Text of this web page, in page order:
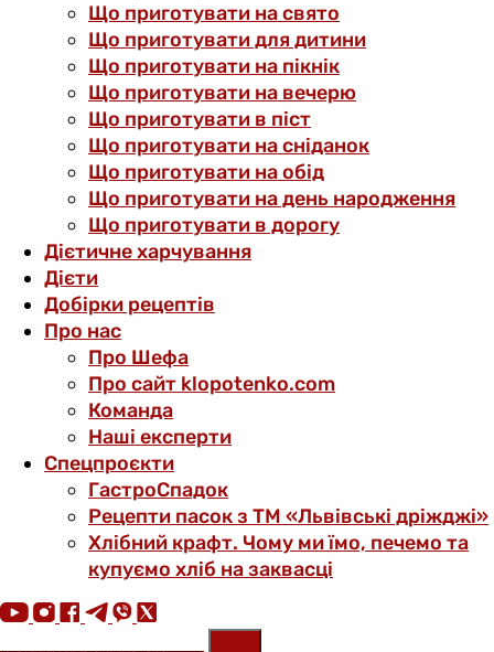
Що приготувати на свято
Що приготувати для дитини
Що приготувати на пікнік
Що приготувати на вечерю
Що приготувати в піст
Що приготувати на сніданок
Що приготувати на обід
Що приготувати на день народження
Що приготувати в дорогу
Дієтичне харчування
Дієти
Добірки рецептів
Про нас
Про Шефа
Про сайт klopotenko.com
Команда
Наші експерти
Спецпроєкти
ГастроСпадок
Рецепти пасок з ТМ «Львівські дріжджі»
Хлібний крафт. Чому ми їмо, печемо та
купуємо хліб на заквасці